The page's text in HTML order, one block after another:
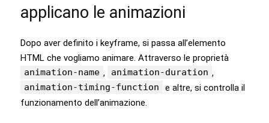
applicano le animazioni
Dopo aver definito i keyframe, si passa all’elemento
HTML che vogliamo animare. Attraverso le proprietà
animation-name , animation-duration ,
animation-timing-function
e altre, si controlla il
funzionamento dell’animazione.